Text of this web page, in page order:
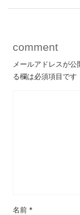
comment
メールアドレスが公
る欄は必須項目です
名前 *